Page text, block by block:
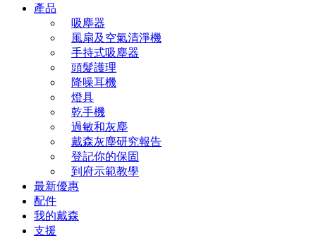
產品
吸塵器
風扇及空氣清淨機
手持式吸塵器
頭髮護理
降噪耳機
燈具
乾手機
過敏和灰塵
戴森灰塵研究報告
登記你的保固
到府示範教學
最新優惠
配件
我的戴森
支援